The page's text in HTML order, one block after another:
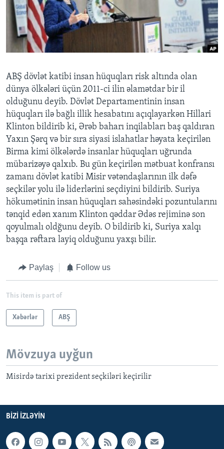
BIZI IZLƏYIN
Dillər
ABŞ dövlət katibi insan hüquqları risk altında olan
dünya ölkələri üçün 2011-ci ilin əlamətdar bir il
olduğunu deyib. Dövlət Departamentinin insan
hüquqları ilə bağlı illik hesabatını açıqlayarkən Hillari
Klinton bildirib ki, Ərəb baharı inqilabları baş qaldıran
Yaxın Şərq və bir sıra siyasi islahatlar həyata keçirilən
Birma kimi ölkələrdə insanlar hüquqları uğrunda
mübarizəyə qalxıb. Bu gün keçirilən mətbuat konfransı
zamanı dövlət katibi Misir vətəndaşlarının ilk dəfə
seçkilər yolu ilə liderlərini seçdiyini bildirib. Suriya
hökumətinin insan hüquqları sahəsindəki pozuntularını
tənqid edən xanım Klinton qəddar Ədəs rejiminə son
qoyulmalı oldğunu deyib. O bildirib ki, Suriya xalqı
başqa rəftara layiq olduğunu yaxşı bilir.
Paylaş Follow us
This item is part of
Xəbərlər ABŞ
Mövzuya uyğun
Misirdə tarixi prezident seçkiləri keçirilir
BIZI IZLƏYIN